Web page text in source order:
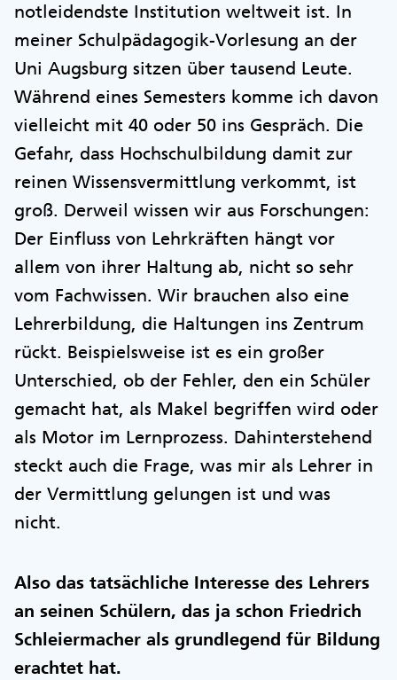
notleidendste Institution weltweit ist. In
meiner Schulpädagogik-Vorlesung an der
Uni Augsburg sitzen über tausend Leute.
Während eines Semesters komme ich davon
vielleicht mit 40 oder 50 ins Gespräch. Die
Gefahr, dass Hochschulbildung damit zur
reinen Wissensvermittlung verkommt, ist
groß. Derweil wissen wir aus Forschungen:
Der Einfluss von Lehrkräften hängt vor
allem von ihrer Haltung ab, nicht so sehr
vom Fachwissen. Wir brauchen also eine
Lehrerbildung, die Haltungen ins Zentrum
rückt. Beispielsweise ist es ein großer
Unterschied, ob der Fehler, den ein Schüler
gemacht hat, als Makel begriffen wird oder
als Motor im Lernprozess. Dahinterstehend
steckt auch die Frage, was mir als Lehrer in
der Vermittlung gelungen ist und was
nicht.
Also das tatsächliche Interesse des Lehrers
an seinen Schülern, das ja schon Friedrich
Schleiermacher als grundlegend für Bildung
erachtet hat.